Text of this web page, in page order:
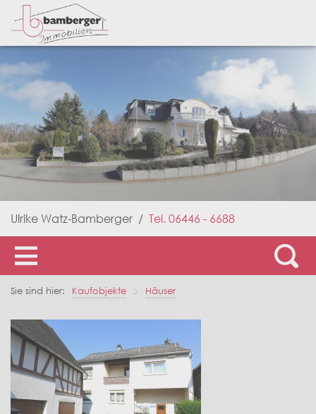
Ulrike Watz-Bamberger / Tel. 06446 - 6688
Navigation
ein-/ausblenden
Sie sind hier: Kaufobjekte Häuser